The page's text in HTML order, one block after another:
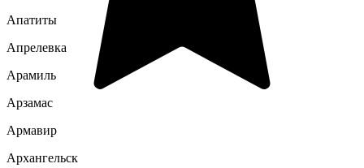
Апатиты
Апрелевка
Арамиль
Арзамас
Армавир
Архангельск